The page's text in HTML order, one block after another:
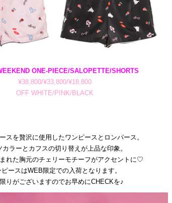
ONE-PIECE/SALOPETTE/SHORTS
¥38,800/¥33,800/¥18,800
OFF WHITE/PINK/BLACK
スを贅沢に使用したワンピースとロンパース。
カラーとカフスの切り替えが上品な印象。
れた胸元のチェリーモチーフがアクセントに♡
ースはWEB限定での入荷となります。
りがございますのでお早めにCHECKを♪